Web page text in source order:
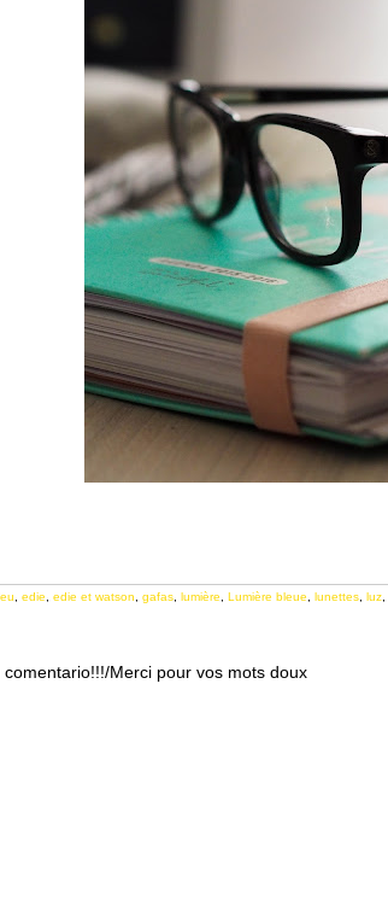
edie edie et watson gafas lumière Lumière bleue lunettes luz
Merci pour vos mots doux